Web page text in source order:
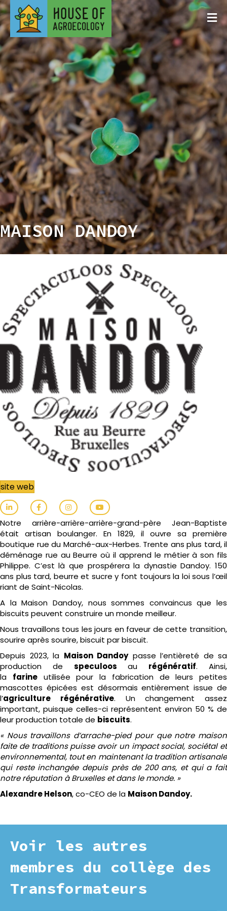
MAISON DANDOY
site web
Notre arrière-arrière-arrière-grand-père Jean-Baptiste
était artisan boulanger. En 1829, il ouvre sa première
boutique rue du Marché-aux-Herbes. Trente ans plus tard, il
déménage rue au Beurre où il apprend le métier à son fils
Philippe. C’est là que prospérera la dynastie Dandoy. 150
ans plus tard, beurre et sucre y font toujours la loi sous l’œil
riant de Saint-Nicolas.
A la Maison Dandoy, nous sommes convaincus que les
biscuits peuvent construire un monde meilleur.
Nous travaillons tous les jours en faveur de cette transition,
sourire après sourire, biscuit par biscuit.
Depuis 2023, la Maison Dandoypasse l’entièreté de sa
production de speculoos au régénératif. Ainsi,
la farineutilisée pour la fabrication de leurs petites
mascottes épicées est désormais entièrement issue de
l’agriculture régénérative. Un changement assez
important, puisque celles-ci représentent environ 50 % de
leur production totale de biscuits.
« Nous travaillons d’arrache-pied pour que notre maison
faite de traditions puisse avoir un impact social, sociétal et
environnemental, tout en maintenant la tradition artisanale
qui reste inchangée depuis près de 200 ans, et qui a fait
notre réputation à Bruxelles et dans le monde. »
Alexandre Helson, co-CEO de la Maison Dandoy.
Voir les autres
membres du collège des
Transformateurs